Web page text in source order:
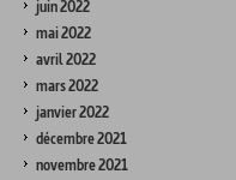
juin 2022
mai 2022
avril 2022
mars 2022
janvier 2022
décembre 2021
novembre 2021